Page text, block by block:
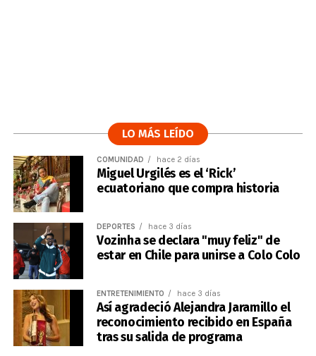
LO MÁS LEÍDO
COMUNIDAD hace 2 días
Miguel Urgilés es el ‘Rick’
ecuatoriano que compra historia
DEPORTES hace 3 días
Vozinha se declara "muy feliz" de
estar en Chile para unirse a Colo Colo
ENTRETENIMIENTO hace 3 días
Así agradeció Alejandra Jaramillo el
reconocimiento recibido en España
tras su salida de programa